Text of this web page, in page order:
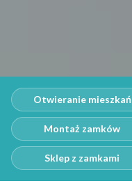
Otwieranie mieszkań
Montaż zamków
Sklep z zamkami